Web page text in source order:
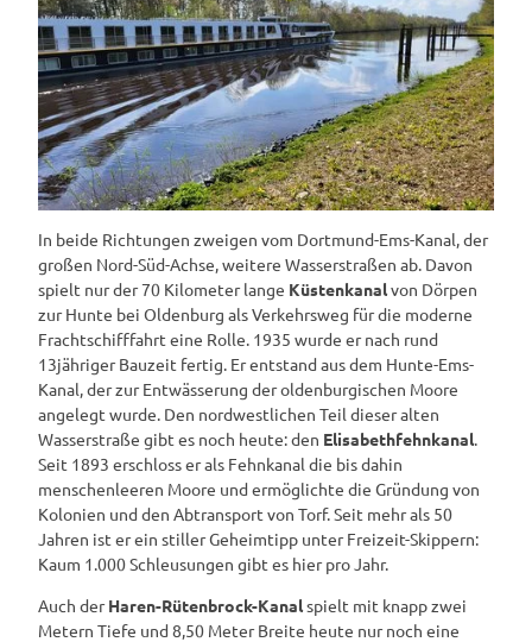
In beide Richtungen zweigen vom Dortmund-Ems-Kanal, der
großen Nord-Süd-Achse, weitere Wasserstraßen ab. Davon
spielt nur der 70 Kilometer lange Küstenkanalvon Dörpen
zur Hunte bei Oldenburg als Verkehrsweg für die moderne
Frachtschifffahrt eine Rolle. 1935 wurde er nach rund
13jähriger Bauzeit fertig. Er entstand aus dem Hunte-Ems-
Kanal, der zur Entwässerung der oldenburgischen Moore
angelegt wurde. Den nordwestlichen Teil dieser alten
Wasserstraße gibt es noch heute: den Elisabethfehnkanal.
Seit 1893 erschloss er als Fehnkanal die bis dahin
menschenleeren Moore und ermöglichte die Gründung von
Kolonien und den Abtransport von Torf. Seit mehr als 50
Jahren ist er ein stiller Geheimtipp unter Freizeit-Skippern:
Kaum 1.000 Schleusungen gibt es hier pro Jahr.
Auch derHaren-Rütenbrock-Kanalspielt mit knapp zwei
Metern Tiefe und 8,50 Meter Breite heute nur noch eine